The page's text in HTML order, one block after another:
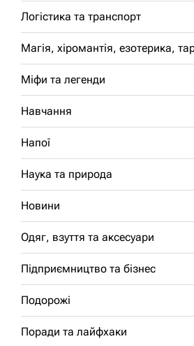
Логістика та транспорт
Магія, хіромантія, езотерика,
Міфи та легенди
Навчання
Напої
Наука та природа
Новини
Одяг, взуття та аксесуари
Підприємництво та бізнес
Подорожі
Поради та лайфхаки